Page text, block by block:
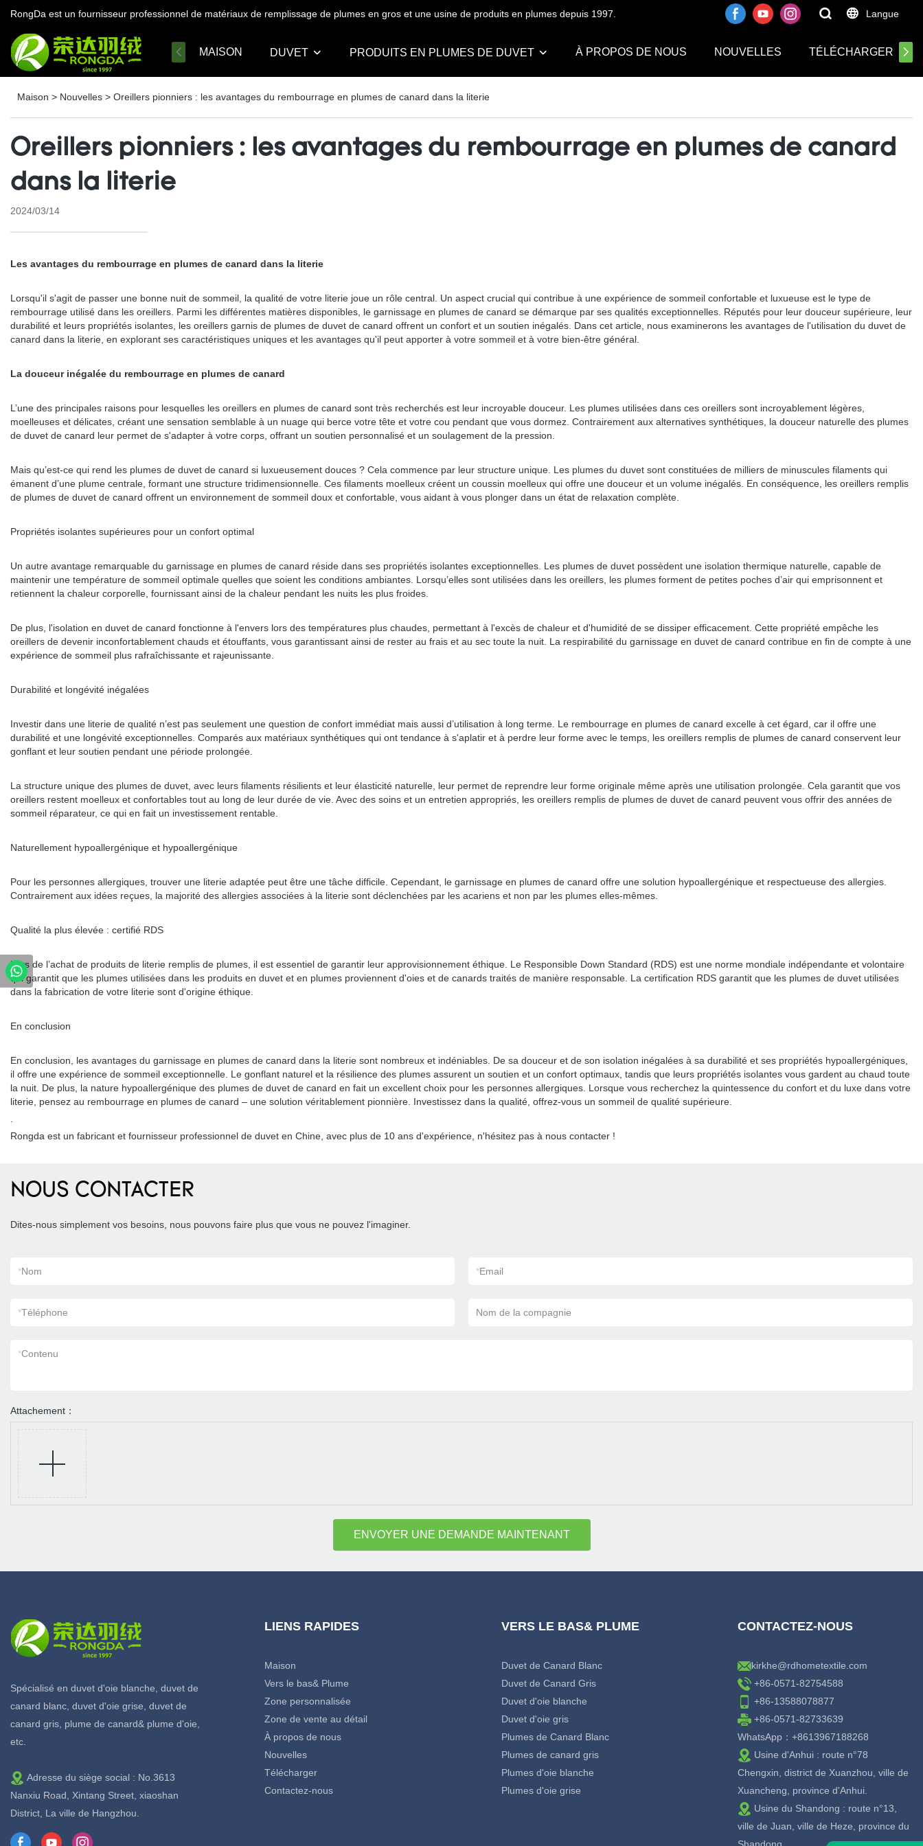
RongDa est un fournisseur professionnel de matériaux de remplissage de plumes en gros et une usine de produits en plumes depuis 1997. Langue
MAISON DUVET PRODUITS EN PLUMES DE DUVET À PROPOS DE NOUS NOUVELLES TÉLÉCHARGER
Maison > Nouvelles > Oreillers pionniers : les avantages du rembourrage en plumes de canard dans la literie
Oreillers pionniers : les avantages du rembourrage en plumes de canard
dans la literie
2024/03/14
Les avantages du rembourrage en plumes de canard dans la literie
Lorsqu'il s'agit de passer une bonne nuit de sommeil, la qualité de votre literie joue un rôle central. Un aspect crucial qui contribue à une expérience de sommeil confortable et luxueuse est le type de
rembourrage utilisé dans les oreillers. Parmi les différentes matières disponibles, le garnissage en plumes de canard se démarque par ses qualités exceptionnelles. Réputés pour leur douceur supérieure, leur
durabilité et leurs propriétés isolantes, les oreillers garnis de plumes de duvet de canard offrent un confort et un soutien inégalés. Dans cet article, nous examinerons les avantages de l'utilisation du duvet de
canard dans la literie, en explorant ses caractéristiques uniques et les avantages qu'il peut apporter à votre sommeil et à votre bien-être général.
La douceur inégalée du rembourrage en plumes de canard
L’une des principales raisons pour lesquelles les oreillers en plumes de canard sont très recherchés est leur incroyable douceur. Les plumes utilisées dans ces oreillers sont incroyablement légères,
moelleuses et délicates, créant une sensation semblable à un nuage qui berce votre tête et votre cou pendant que vous dormez. Contrairement aux alternatives synthétiques, la douceur naturelle des plumes
de duvet de canard leur permet de s'adapter à votre corps, offrant un soutien personnalisé et un soulagement de la pression.
Mais qu’est-ce qui rend les plumes de duvet de canard si luxueusement douces ? Cela commence par leur structure unique. Les plumes du duvet sont constituées de milliers de minuscules filaments qui
émanent d’une plume centrale, formant une structure tridimensionnelle. Ces filaments moelleux créent un coussin moelleux qui offre une douceur et un volume inégalés. En conséquence, les oreillers remplis
de plumes de duvet de canard offrent un environnement de sommeil doux et confortable, vous aidant à vous plonger dans un état de relaxation complète.
Propriétés isolantes supérieures pour un confort optimal
Un autre avantage remarquable du garnissage en plumes de canard réside dans ses propriétés isolantes exceptionnelles. Les plumes de duvet possèdent une isolation thermique naturelle, capable de
maintenir une température de sommeil optimale quelles que soient les conditions ambiantes. Lorsqu’elles sont utilisées dans les oreillers, les plumes forment de petites poches d’air qui emprisonnent et
retiennent la chaleur corporelle, fournissant ainsi de la chaleur pendant les nuits les plus froides.
De plus, l'isolation en duvet de canard fonctionne à l'envers lors des températures plus chaudes, permettant à l'excès de chaleur et d'humidité de se dissiper efficacement. Cette propriété empêche les
oreillers de devenir inconfortablement chauds et étouffants, vous garantissant ainsi de rester au frais et au sec toute la nuit. La respirabilité du garnissage en duvet de canard contribue en fin de compte à une
expérience de sommeil plus rafraîchissante et rajeunissante.
Durabilité et longévité inégalées
Investir dans une literie de qualité n’est pas seulement une question de confort immédiat mais aussi d’utilisation à long terme. Le rembourrage en plumes de canard excelle à cet égard, car il offre une
durabilité et une longévité exceptionnelles. Comparés aux matériaux synthétiques qui ont tendance à s'aplatir et à perdre leur forme avec le temps, les oreillers remplis de plumes de canard conservent leur
gonflant et leur soutien pendant une période prolongée.
La structure unique des plumes de duvet, avec leurs filaments résilients et leur élasticité naturelle, leur permet de reprendre leur forme originale même après une utilisation prolongée. Cela garantit que vos
oreillers restent moelleux et confortables tout au long de leur durée de vie. Avec des soins et un entretien appropriés, les oreillers remplis de plumes de duvet de canard peuvent vous offrir des années de
sommeil réparateur, ce qui en fait un investissement rentable.
Naturellement hypoallergénique et hypoallergénique
Pour les personnes allergiques, trouver une literie adaptée peut être une tâche difficile. Cependant, le garnissage en plumes de canard offre une solution hypoallergénique et respectueuse des allergies.
Contrairement aux idées reçues, la majorité des allergies associées à la literie sont déclenchées par les acariens et non par les plumes elles-mêmes.
Qualité la plus élevée : certifié RDS
Lors de l’achat de produits de literie remplis de plumes, il est essentiel de garantir leur approvisionnement éthique. Le Responsible Down Standard (RDS) est une norme mondiale indépendante et volontaire
qui garantit que les plumes utilisées dans les produits en duvet et en plumes proviennent d'oies et de canards traités de manière responsable. La certification RDS garantit que les plumes de duvet utilisées
dans la fabrication de votre literie sont d'origine éthique.
En conclusion
En conclusion, les avantages du garnissage en plumes de canard dans la literie sont nombreux et indéniables. De sa douceur et de son isolation inégalées à sa durabilité et ses propriétés hypoallergéniques,
il offre une expérience de sommeil exceptionnelle. Le gonflant naturel et la résilience des plumes assurent un soutien et un confort optimaux, tandis que leurs propriétés isolantes vous gardent au chaud toute
la nuit. De plus, la nature hypoallergénique des plumes de duvet de canard en fait un excellent choix pour les personnes allergiques. Lorsque vous recherchez la quintessence du confort et du luxe dans votre
literie, pensez au rembourrage en plumes de canard – une solution véritablement pionnière. Investissez dans la qualité, offrez-vous un sommeil de qualité supérieure.
Rongda est un fabricant et fournisseur professionnel de duvet en Chine, avec plus de 10 ans d'expérience, n'hésitez pas à nous contacter !
NOUS CONTACTER
Dites-nous simplement vos besoins, nous pouvons faire plus que vous ne pouvez l'imaginer.
*Nom *Email
*Téléphone Nom de la compagnie
*Contenu
Attachement：
ENVOYER UNE DEMANDE MAINTENANT
Spécialisé en duvet d'oie blanche, duvet de
canard blanc, duvet d'oie grise, duvet de
canard gris, plume de canard& plume d'oie,
etc.
Adresse du siège social : No.3613
Nanxiu Road, Xintang Street, xiaoshan
District, La ville de Hangzhou.
LIENS RAPIDES
Maison
Vers le bas& Plume
Zone personnalisée
Zone de vente au détail
À propos de nous
Nouvelles
Télécharger
Contactez-nous
VERS LE BAS& PLUME
Duvet de Canard Blanc
Duvet de Canard Gris
Duvet d'oie blanche
Duvet d'oie gris
Plumes de Canard Blanc
Plumes de canard gris
Plumes d'oie blanche
Plumes d'oie grise
CONTACTEZ-NOUS
kirkhe@rdhometextile.com
+86-0571-82754588
+86-13588078877
+86-0571-82733639
WhatsApp：+8613967188268
Usine d'Anhui : route n°78
Chengxin, district de Xuanzhou, ville de
Xuancheng, province d'Anhui.
Usine du Shandong : route n°13,
ville de Juan, ville de Heze, province du